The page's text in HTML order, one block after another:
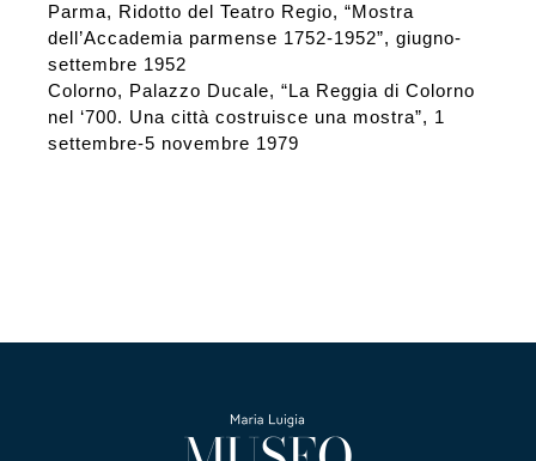
Parma, Ridotto del Teatro Regio, “Mostra
dell’Accademia parmense 1752-1952”, giugno-
settembre 1952
Colorno, Palazzo Ducale, “La Reggia di Colorno
nel ‘700. Una città costruisce una mostra”, 1
settembre-5 novembre 1979